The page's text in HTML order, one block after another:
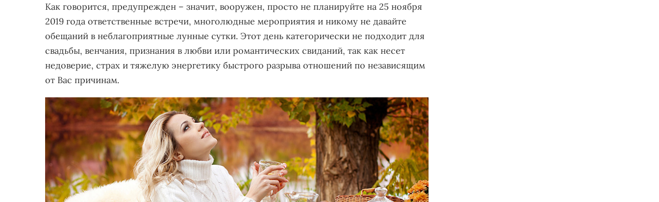
Как говорится, предупрежден – значит, вооружен, просто не планируйте на 25 ноября
2019 года ответственные встречи, многолюдные мероприятия и никому не давайте
обещаний в неблагоприятные лунные сутки. Этот день категорически не подходит для
свадьбы, венчания, признания в любви или романтических свиданий, так как несет
недоверие, страх и тяжелую энергетику быстрого разрыва отношений по независящим
от Вас причинам.